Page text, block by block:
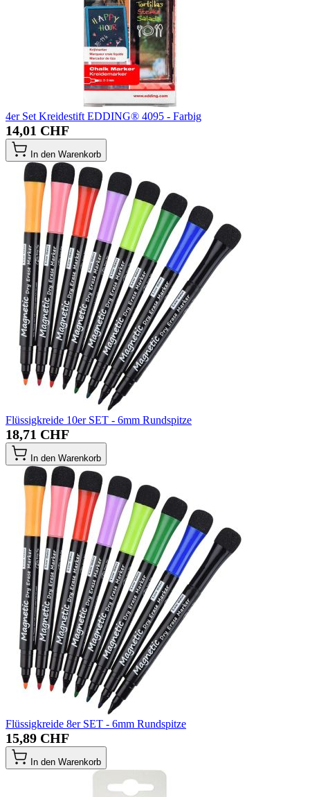
4er Set Kreidestift EDDING® 4095 - Farbig
14,01 CHF
In den Warenkorb
Flüssigkreide 10er SET - 6mm Rundspitze
18,71 CHF
In den Warenkorb
Flüssigkreide 8er SET - 6mm Rundspitze
15,89 CHF
In den Warenkorb